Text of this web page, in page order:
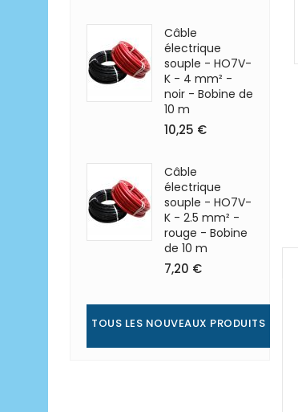
Câble
électrique
souple - HO7V-
K - 4 mm² -
noir - Bobine de
10 m
10,25 €
Câble
électrique
souple - HO7V-
K - 2.5 mm² -
rouge - Bobine
de 10 m
7,20 €
TOUS LES NOUVEAUX PRODUITS